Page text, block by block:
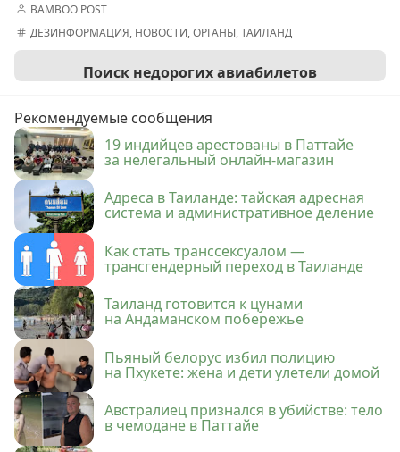
BAMBOO POST
ДЕЗИНФОРМАЦИЯ, НОВОСТИ,ОРГАНЫ,ТАИЛАНД
Поиск недорогих авиабилетов
Рекомендуемые сообщения
19 индийцев арестованы в Паттайе
за нелегальный онлайн-магазин
Адреса в Таиланде: тайская адресная
система и административное деление
Как стать транссексуалом —
трансгендерный переход в Таиланде
Таиланд готовится к цунами
на Андаманском побережье
Пьяный белорус избил полицию
на Пхукете: жена и дети улетели домой
Австралиец признался в убийстве: тело
в чемодане в Паттайе